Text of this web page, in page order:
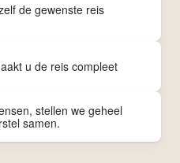
de gewenste reis
u de reis compleet
stellen we geheel
samen.